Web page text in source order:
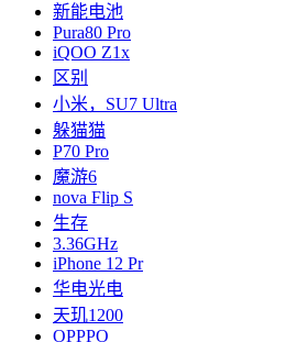
新能电池
Pura80 Pro
iQOO Z1x
区别
小米，SU7 Ultra
躲猫猫
P70 Pro
魔游6
nova Flip S
生存
3.36GHz
iPhone 12 Pr
华电光电
天玑1200
OPPPO